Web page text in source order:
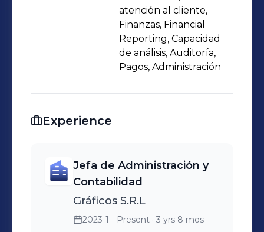
atención al cliente,
Finanzas, Financial
Reporting, Capacidad
de análisis, Auditoría,
Pagos, Administración
Experience
Jefa de Administración y
Contabilidad
Gráficos S.R.L
2023-1 - Present · 3 yrs 8 mos